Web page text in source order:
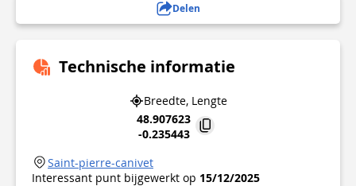
Delen
Technische informatie
Breedte, Lengte
48.907623
-0.235443
Saint-pierre-canivet
Interessant punt bijgewerkt op 15/12/2025